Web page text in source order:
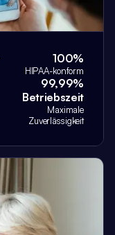
100%
HIPAA-konform
99,99%
Betriebszeit
Maximale
Zuverlässigkeit